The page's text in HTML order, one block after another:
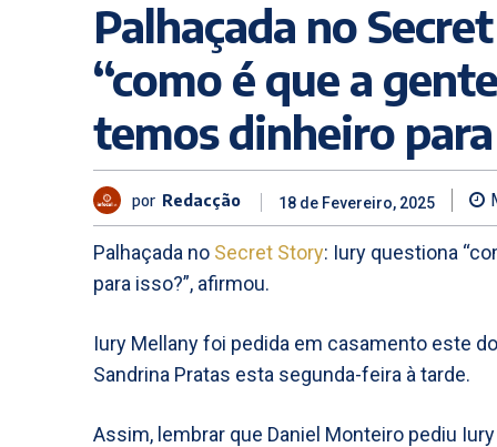
Palhaçada no
“como é que a
temos dinheiro
por Redacção 18 de Fevereiro, 2025
Palhaçada no Secret Story: Iury questiona
para isso?”, afirmou.
Iury Mellany foi pedida em casamento este
Sandrina Pratas esta segunda-feira à tarde.
Assim, lembrar que Daniel Monteiro pediu